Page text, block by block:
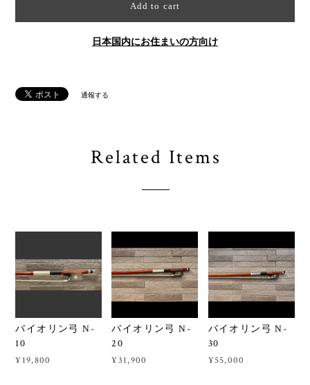
Add to cart
日本国内にお住まいの方向け
通報する
Related Items
バイオリン弓 N-
10
¥19,800
バイオリン弓 N-
20
¥31,900
バイオリン弓 N-
30
¥55,000